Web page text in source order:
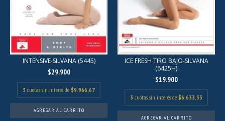
INTENSIVE-SILVANA (5445)
$29.900
3 cuotas sin interés de $9.966,67
AGREGAR AL CARRITO
ICE FRESH TIRO BAJO-SILVANA
(6425H)
$19.900
3 cuotas sin interés de $6.633,33
AGREGAR AL CARRITO